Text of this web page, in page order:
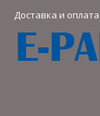
Доставка и оплата